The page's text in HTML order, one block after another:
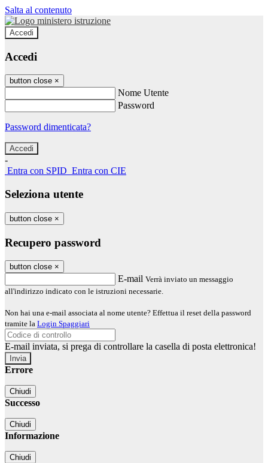
Salta al contenuto
Accedi
Accedi
button close ×
Nome Utente
Password
Password dimenticata?
-
Entra con SPID Entra con CIE
Seleziona utente
button close ×
Recupero password
button close ×
E-mail Verrà inviato un messaggio
all'indirizzo indicato con le istruzioni necessarie.
Non hai una e-mail associata al nome utente? Effettua il reset della password
tramite la Login Spaggiari
E-mail inviata, si prega di controllare la casella di posta elettronica!
Errore
Chiudi
Successo
Chiudi
Informazione
Chiudi